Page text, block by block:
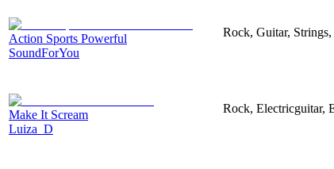
Action Sports Powerful
SoundForYou
Rock, Guitar,
Make It Scream
Luiza_D
Rock, Electricguitar,